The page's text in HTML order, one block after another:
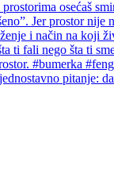
pitanje: da